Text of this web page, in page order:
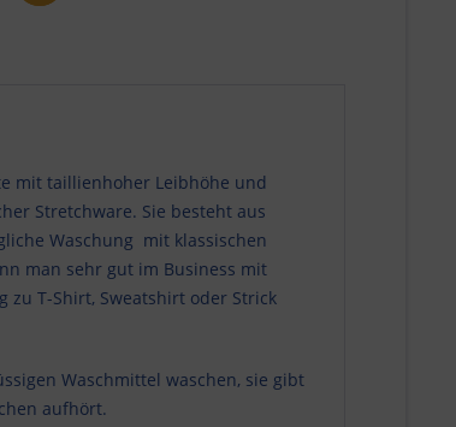
mit taillienhoher Leibhöhe und
Stretchware. Sie besteht aus
Waschung mit klassischen
man sehr gut im Business mit
zu T-Shirt, Sweatshirt oder Strick
Waschmittel waschen, sie gibt
aufhört.